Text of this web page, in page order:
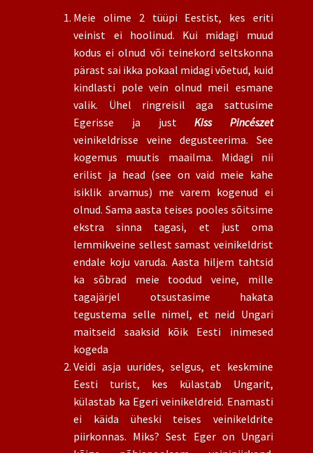
Meie olime 2 tüüpi Eestist, kes eriti
veinist ei hoolinud. Kui midagi muud
kodus ei olnud või teinekord seltskonna
pärast sai ikka pokaal midagi võetud, kuid
kindlasti pole vein olnud meil esmane
valik. Ühel ringreisil aga sattusime
Egerisse ja justKiss Pincészet
veinikeldrisse veine degusteerima. See
kogemus muutis maailma. Midagi nii
erilist ja head (see on vaid meie kahe
isiklik arvamus) me varem kogenud ei
olnud. Sama aasta teises pooles sõitsime
ekstra sinna tagasi, et just oma
lemmikveine sellest samast veinikeldrist
endale koju varuda. Aasta hiljem tahtsid
ka sõbrad meie toodud veine, mille
tagajärjel otsustasime hakata
tegustema selle nimel, et neid Ungari
maitseid saaksid kõik Eesti inimesed
kogeda
Veidi asja uurides, selgus, et keskmine
Eesti turist, kes külastab Ungarit,
külastab ka Egeri veinikeldreid. Enamasti
ei käida üheski teises veinikeldrite
piirkonnas. Miks? Sest Eger on Ungari